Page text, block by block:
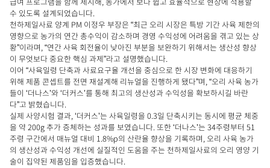
수 있도록 설계되었습니다.
천하제일사료 양계 PM 이정우 부장은 “최근 오리 시장은 특방 기간 사육 제한의
영향으로 농가의 연간 총수익이 감소하며 경영 수익성에 어려움을 겪고 있는 상
황”이라며, “연간 사육 회전율이 낮아진 부분을 보완하기 위해서는 생산성 향상
이 무엇보다 중요한 핵심 과제”라고 설명했습니다.
이어 “사육일령 단축과 사료요구율 개선을 중심으로 한 시장 변화에 대응하기
위해 제품 콘셉트를 전면 재설계해 리뉴얼을 진행하게 됐다”며, “오리 사육 농가
들이 ‘더나스’와 ‘더커스’를 통해 최고의 생산성과 수익성을 확보하시길 바란
다”고 밝혔습니다.
실제 사양시험 결과, ‘더커스’는 사육일령을 0.3일 단축시키는 동시에 평균 체중
을 약 200g 추가 증체하는 성과를 보였습니다. 또한 ‘더나스’는 34주령부터 51
주령 구간에서 매뉴얼 대비 1.8%p의 산란율 향상을 기록하며, 오리 사육 농가
의 생산성과 수익성 개선에 실질적인 도움을 주는 천하제일사료의 오리 영양 기
술이 집약된 제품임을 입증했습니다.